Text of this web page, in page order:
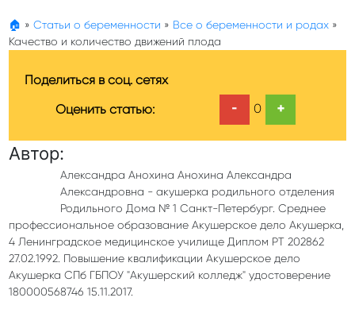
🏠 » Статьи о беременности » Все о беременности и родах »
Качество и количество движений плода
Поделиться в соц. сетях
Оценить статью:
- 0 +
Автор:
Александра Анохина Анохина Александра
Александровна - акушерка родильного отделения
Родильного Дома № 1 Санкт-Петербург. Среднее
профессиональное образование Акушерское дело Акушерка,
4 Ленинградское медицинское училище Диплом РТ 202862
27.02.1992. Повышение квалификации Акушерское дело
Акушерка СПб ГБПОУ "Акушерский колледж" удостоверение
180000568746 15.11.2017.